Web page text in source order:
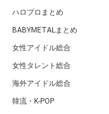
ハロプロまとめ
BABYMETALまとめ
女性アイドル総合
女性タレント総合
海外アイドル総合
韓流・K-POP